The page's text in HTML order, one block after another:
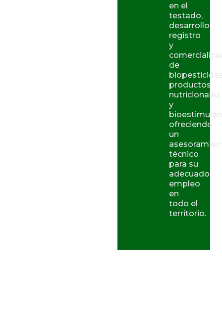
en el
testado,
desarrollo,
registro
y
de
productos
nutricionales
y
ofreciendo
un
técnico
para su
adecuado
empleo
en
todo el
territorio.